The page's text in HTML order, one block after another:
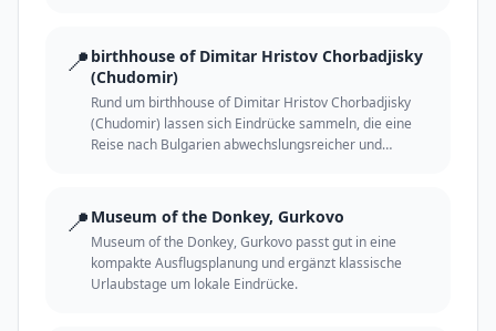
📍 birthhouse of Dimitar Hristov Chorbadjisky
(Chudomir)
Rund um birthhouse of Dimitar Hristov Chorbadjisky
(Chudomir) lassen sich Eindrücke sammeln, die eine
Reise nach Bulgarien abwechslungsreicher und
📍 Museum of the Donkey, Gurkovo
Museum of the Donkey, Gurkovo passt gut in eine
kompakte Ausflugsplanung und ergänzt klassische
Urlaubstage um lokale Eindrücke.